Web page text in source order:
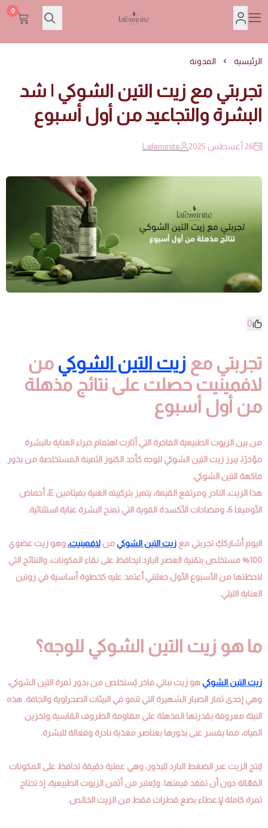
Lafeminite | لافمنيت
0
الرئيسية المدونة
تجربتي مع زيت التين الشوكي | شد
البشرة والتجاعيد من أول أسبوع
26 أغسطس 2025 Lafeminite
0
تجربتي مع زيت التين الشوكي من
لافمينيت حصلت على نتائج مذهلة
من أول أسبوع
من بين الزيوت الطبيعية الفاخرة التي أثارت اهتمام خبراء العناية بالبشرة
مؤخرًا، يبرز زيت التين الشوكي للوجه كأحد الكنوز الثمينة المستخلصة من بذور
فاكهة التين الشوكي.
هذا الزيت، النادر ومرتفع القيمة، يتميز بتركيبته الغنية بفيتامين E، أحماض
الأوميغا 6، ومضادات الأكسدة القوية التي تمنح البشرة عناية استثنائية.
اليوم أشارككِ تجربتي مع زيت التين الشوكيمن لافمينيت، وهو زيت عضوي
100% مستخلص بتقنية العصر البارد ليحافظ على نقاء المكونات، والنتائج التي
لاحظتها من الأسبوع الأول جعلتني أعتمد عليه كخطوة أساسية في روتين
العناية الليلي.
ما هو زيت التين الشوكي للوجه؟
زيت التين الشوكيهو زيت نباتي فاخر يُستخلص من بذور ثمرة التين الشوكي،
وهي إحدى ثمار الصبار الشهيرة التي تنمو في البيئات الصحراوية والجافة. هذه
النبتة معروفة بقدرتها المذهلة على مقاومة الظروف القاسية وتخزين
المياه، مما يفسر غنى بذورها بعناصر مغذية نادرة وفعالة للبشرة.
يُنتج الزيت عبر الضغط البارد للبذور، وهي عملية دقيقة تحافظ على المكونات
الفعّالة دون أن تفقد قيمتها. ويُعتبر من أثمن الزيوت الطبيعية، إذ تحتاج
ثمرة كاملة لإعطاء بضع قطرات فقط من الزيت الخالص.